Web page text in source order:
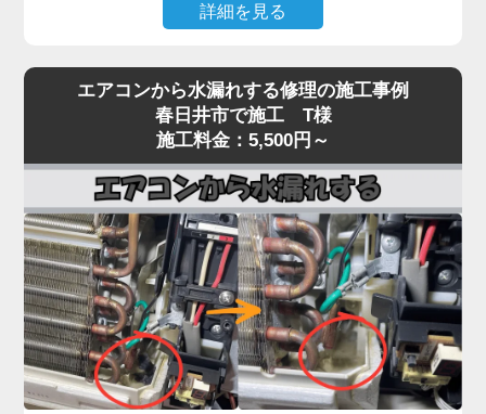
詳細を見る
い、効きが弱いという症状は、当店でも特にご相談
が多いトラブルです。
原因は多岐にわたり、フィルター・熱交換器の目詰
まり、冷媒ガス不足、コンプレッサー異常、基板・
センサー故障、室外機の通気不良など、複数の要因
が絡んでいるケースもあります。
実際の現場では、長年メンテナンスを行っていない
機種で、フィン目詰まりや冷媒回路の不調、ファン
モーター・基板の劣化が重なり、本来の冷却性能の
半分以下しか発揮できていない状態も珍しくありま
せん。
エアコンから水漏れする修理の施工事例
春日井市で施工 T様
施工料金：5,500円～